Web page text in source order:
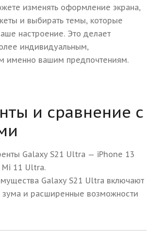
изменять оформление экрана,
и выбирать темы, которые
настроение. Это делает
индивидуальным,
именно вашим предпочтениям.
и сравнение с
Galaxy S21 Ultra — iPhone 13
Mi 11 Ultra.
Galaxy S21 Ultra включают
зума и расширенные возможности